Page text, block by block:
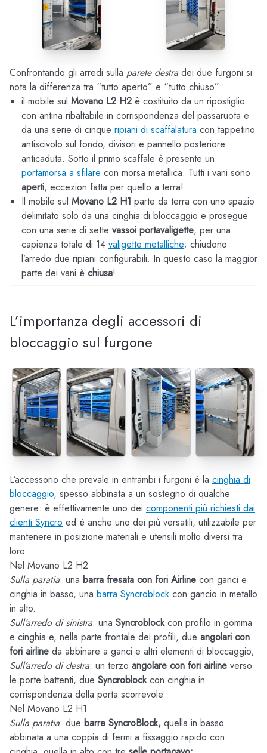
Confrontando gli arredi sulla parete destra dei due furgoni si
nota la differenza tra “tutto aperto” e “tutto chiuso”:
il mobile sul Movano L2 H2 è costituito da un ripostiglio
con antina ribaltabile in corrispondenza del passaruota e
da una serie di cinque ripiani di scaffalatura con tappetino
antiscivolo sul fondo, divisori e pannello posteriore
anticaduta. Sotto il primo scaffale è presente un
portamorsa a sfilare con morsa metallica. Tutti i vani sono
aperti, eccezion fatta per quello a terra!
Il mobile sul Movano L2 H1 parte da terra con uno spazio
delimitato solo da una cinghia di bloccaggio e prosegue
con una serie di sette vassoi portavaligette, per una
capienza totale di 14 valigette metalliche; chiudono
l’arredo due ripiani configurabili. In questo caso la maggior
parte dei vani è chiusa!
L’importanza degli accessori di
bloccaggio sul furgone
L’accessorio che prevale in entrambi i furgoni è la cinghia di
bloccaggio, spesso abbinata a un sostegno di qualche
genere: è effettivamente uno dei componenti più richiesti dai
clienti Syncro ed è anche uno dei più versatili, utilizzabile per
mantenere in posizione materiali e utensili molto diversi tra
loro.
Nel Movano L2 H2
Sulla paratia: una barra fresata con fori Airline con ganci e
cinghia in basso, una barra Syncroblock con gancio in metallo
in alto.
Sull’arredo di sinistra: una Syncroblockcon profilo in gomma
e cinghia e, nella parte frontale dei profili, due angolari con
fori airline da abbinare a ganci e altri elementi di bloccaggio;
Sull’arredo di destra: un terzo angolare con fori airline verso
le porte battenti, due Syncroblockcon cinghia in
corrispondenza della porta scorrevole.
Nel Movano L2 H1
Sulla paratia: due barre SyncroBlock, quella in basso
abbinata a una coppia di fermi a fissaggio rapido con